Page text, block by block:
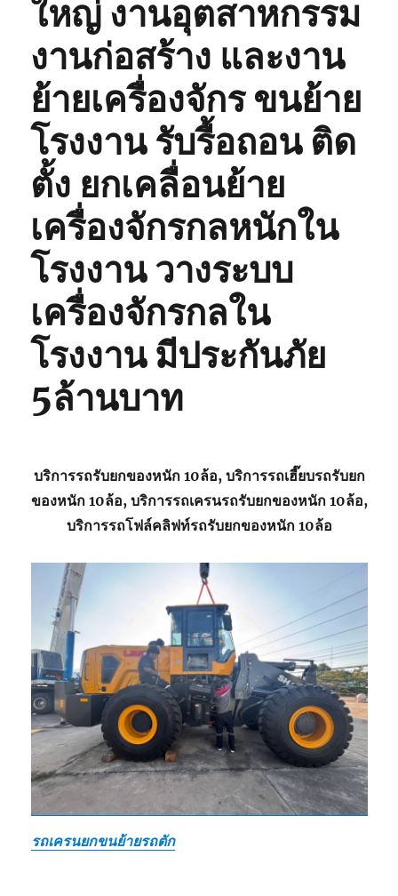
ใหญ่ งานอุตสาหกรรม
งานก่อสร้าง และงาน
ย้ายเครื่องจักร ขนย้าย
โรงงาน รับรื้อถอน ติด
ตั้ง ยกเคลื่อนย้าย
เครื่องจักรกลหนักใน
โรงงาน วางระบบ
เครื่องจักรกลใน
โรงงาน มีประกันภัย
5ล้านบาท
บริการรถรับยกของหนัก 10ล้อ, บริการรถเฮี๊ยบรถรับยก
ของหนัก 10ล้อ, บริการรถเครนรถรับยกของหนัก 10ล้อ,
บริการรถโฟล์คลิฟท์รถรับยกของหนัก 10ล้อ
รถเครนยกขนย้ายรถตัก